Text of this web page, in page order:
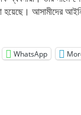
হয়েছে। আসামীদের
WhatsApp